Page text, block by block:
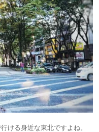
ける身近な東北ですよね。